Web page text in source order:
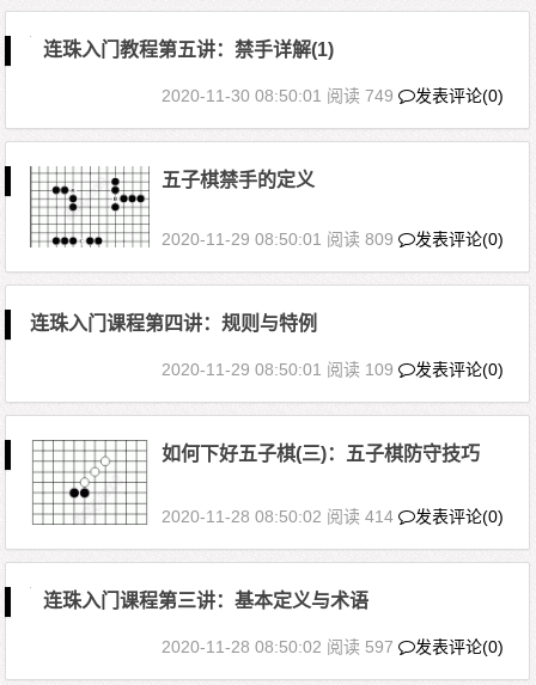
连珠入门教程第五讲：禁手详解(1)
2020-11-30 08:50:01 阅读 749 发表评论(0)
五子棋禁手的定义
2020-11-29 08:50:01 阅读 809 发表评论(0)
连珠入门课程第四讲：规则与特例
2020-11-29 08:50:01 阅读 109 发表评论(0)
如何下好五子棋(三)：五子棋防守技巧
2020-11-28 08:50:02 阅读 414 发表评论(0)
连珠入门课程第三讲：基本定义与术语
2020-11-28 08:50:02 阅读 597 发表评论(0)